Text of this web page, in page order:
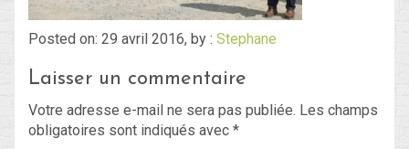
Posted on: 29 avril 2016, by : Stephane
Laisser un commentaire
Votre adresse e-mail ne sera pas publiée. Les champs
obligatoires sont indiqués avec *